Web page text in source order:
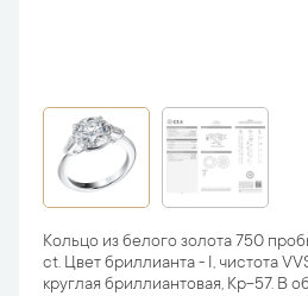
Кольцо из белого золота 750
ct. Цвет бриллианта - I, чистота
круглая бриллиантовая, Кр-57. В